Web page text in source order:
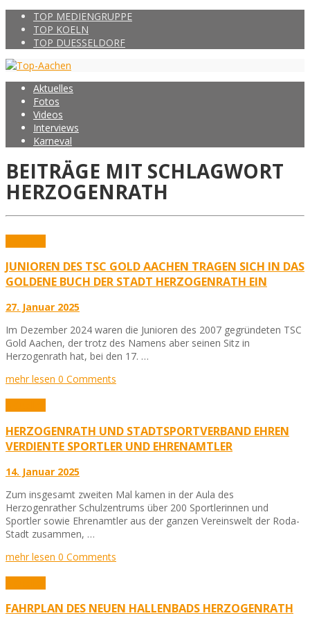
TOP MEDIENGRUPPE
TOP KOELN
TOP DUESSELDORF
Aktuelles
Fotos
Videos
Interviews
Karneval
BEITRÄGE MIT SCHLAGWORT
HERZOGENRATH
JUNIOREN DES TSC GOLD AACHEN TRAGEN SICH IN DAS
GOLDENE BUCH DER STADT HERZOGENRATH EIN
27. Januar 2025
Im Dezember 2024 waren die Junioren des 2007 gegründeten TSC
Gold Aachen, der trotz des Namens aber seinen Sitz in
Herzogenrath hat, bei den 17. …
mehr lesen 0 Comments
HERZOGENRATH UND STADTSPORTVERBAND EHREN
VERDIENTE SPORTLER UND EHRENAMTLER
14. Januar 2025
Zum insgesamt zweiten Mal kamen in der Aula des
Herzogenrather Schulzentrums über 200 Sportlerinnen und
Sportler sowie Ehrenamtler aus der ganzen Vereinswelt der Roda-
Stadt zusammen, …
mehr lesen 0 Comments
FAHRPLAN DES NEUEN HALLENBADS HERZOGENRATH